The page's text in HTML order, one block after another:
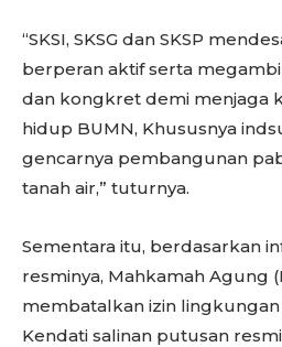
“SKSI, SKSG dan SKSP
berperan aktif serta
dan kongkret demi menjaga
hidup BUMN, Khususnya
gencarnya pembangunan
tanah air,” tuturnya.
Sementara itu, berdasarkan
resminya, Mahkamah Agung
membatalkan izin
Kendati salinan putusan